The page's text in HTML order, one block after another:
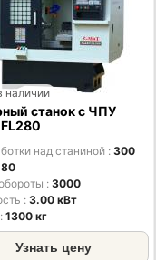
наличии
станок с ЧПУ
над станиной
300
3000
3.00 кВт
1300 кг
Узнать цену